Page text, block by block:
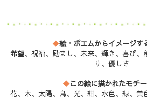
◆絵・ポエムからイメージす
希望、祝福、励まし、未来、輝き、喜び、
り、優しさ
◆この絵に描かれたモチ
花、木、太陽、鳥、光、紺、水色、緑、黄